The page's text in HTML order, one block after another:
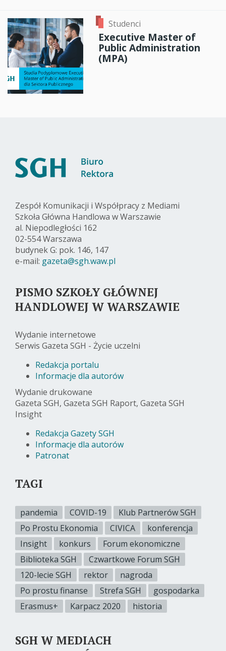
Studenci
Executive Master of
Public Administration
(MPA)
Zespół Komunikacji i Współpracy z Mediami
Szkoła Główna Handlowa w Warszawie
al. Niepodległości 162
02-554 Warszawa
budynek G: pok. 146, 147
e-mail: gazeta@sgh.waw.pl
PISMO SZKOŁY GŁÓWNEJ
HANDLOWEJ W WARSZAWIE
Wydanie internetowe
Serwis Gazeta SGH - Życie uczelni
Redakcja portalu
Informacje dla autorów
Wydanie drukowane
Gazeta SGH, Gazeta SGH Raport, Gazeta SGH
Insight
Redakcja Gazety SGH
Informacje dla autorów
Patronat
TAGI
pandemia COVID-19
Klub Partnerów SGH
Po Prostu Ekonomia
CIVICA
konferencja
Insight
konkurs
Forum ekonomiczne
Biblioteka SGH
Czwartkowe Forum SGH
120-lecie SGH
rektor
nagroda
Po prostu finanse
Strefa SGH
gospodarka
Erasmus+
Karpacz 2020 historia
SGH W MEDIACH